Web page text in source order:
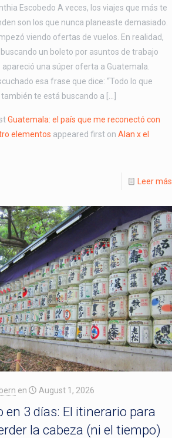
Escobedo A veces, los viajes que más te
son los que nunca planeaste demasiado.
viendo ofertas de vuelos. En realidad,
un boleto por asuntos de trabajo
apareció una súper oferta a Guatemala.
esa frase que dice: “Todo lo que
te está buscando a […]
Guatemala: el país que me reconectó con
elementos appeared first on Alan x el
Leer más
en August 1, 2026
en 3 días: El itinerario para
la cabeza (ni el tiempo)